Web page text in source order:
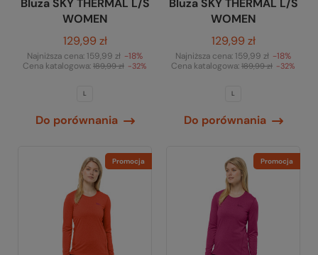
Bluza SKY THERMAL L/S
WOMEN
129,99 zł
Najniższa cena:159,99 zł -18%
Cena katalogowa: 189,99 zł -32%
L
Do porównania
Bluza SKY THERMAL L/S
WOMEN
129,99 zł
Najniższa cena:159,99 zł -18%
Cena katalogowa: 189,99 zł -32%
L
Do porównania
Promocja Promocja